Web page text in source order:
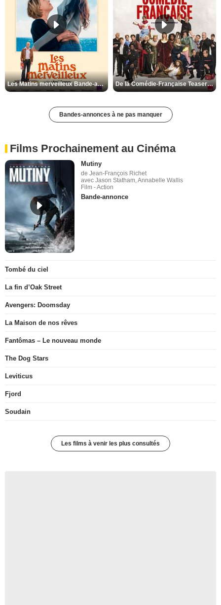
Les Matins merveilleux Bande-annonce VF De la Comédie-Française Teaser VF
Bandes-annonces à ne pas manquer
Films Prochainement au Cinéma
Mutiny
de Jean-François Richet
avec Jason Statham, Annabelle Wallis
Film - Action
Bande-annonce
Tombé du ciel
La fin d’Oak Street
Avengers: Doomsday
La Maison de nos rêves
Fantômas – Le nouveau monde
The Dog Stars
Leviticus
Fjord
Soudain
Les films à venir les plus consultés